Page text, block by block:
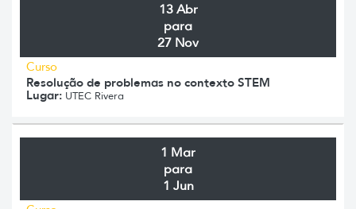
13 Abr
para
27 Nov
Curso
Resolução de problemas no contexto STEM
Lugar: UTEC Rivera
1 Mar
para
1 Jun